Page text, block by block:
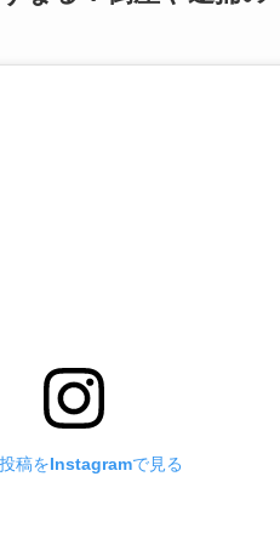
稿をInstagramで見る